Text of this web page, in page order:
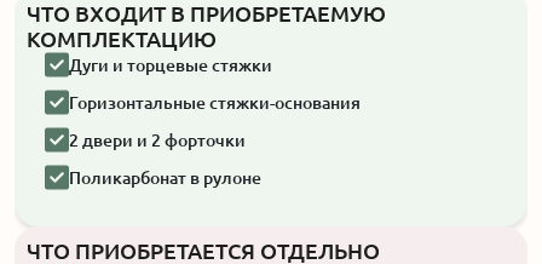
ЧТО ВХОДИТ В ПРИОБРЕТАЕМУЮ
КОМПЛЕКТАЦИЮ
Дуги и торцевые стяжки
Горизонтальные стяжки-основания
2 двери и 2 форточки
Поликарбонат в рулоне
ЧТО ПРИОБРЕТАЕТСЯ ОТДЕЛЬНО